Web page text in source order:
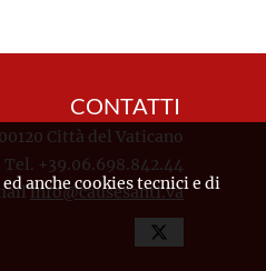
CONTATTI
Città del Vaticano
Tel. +39.06.698.842.44
info@causesanti.va
anche cookies tecnici e di